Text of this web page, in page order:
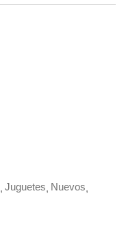
Juguetes Nuevos